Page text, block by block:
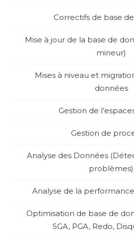
Correctifs de base
Mise à jour de la base de
mineur)
Mises à niveau et
données
Gestion de
Gestion de
Analyse des Données
problèmes)
Analyse de la
Optimisation de base de
SGA, PGA, Redo,